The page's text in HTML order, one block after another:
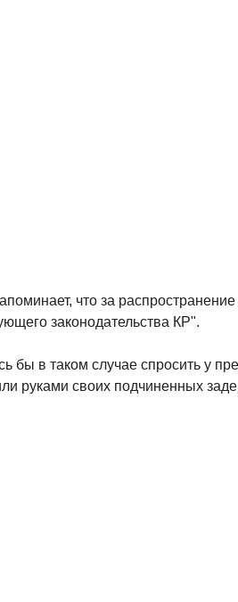
что за
законодательства КР".
бы в таком случае спросить у
руками своих подчиненных